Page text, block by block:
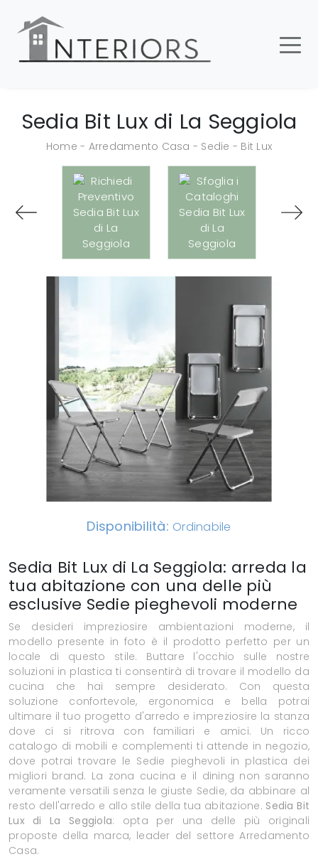
Sedia Bit Lux di La Seggiola
Home - Arredamento Casa - Sedie - Bit Lux
Disponibilità: Ordinabile
Sedia Bit Lux di La Seggiola: arreda la
tua abitazione con una delle più
esclusive Sedie pieghevoli moderne
Se desideri impreziosire ambientazioni moderne, il
modello presente in foto è il prodotto perfetto per un
locale di questo stile. Buttare l'occhio sulle nostre
soluzioni in plastica ti consentirà di trovare il modello da
cucina che hai sempre desiderato. Con questa
soluzione confortevole, ergonomica e bella potrai
ultimare il tuo progetto d'arredo e impreziosire la stanza
dove ci si ritrova con familiari e amici. Un ricco
catalogo di mobili e complementi ti attende in negozio,
dove potrai trovare le Sedie pieghevoli in plastica dei
migliori brand. La zona cucina e il dining non saranno
veramente versatili senza le giuste Sedie, da abbinare al
resto dell'arredo e allo stile della tua abitazione. Sedia Bit
Lux di La Seggiola: opta per una delle più originali
proposte della marca, leader del settore Arredamento
Casa.